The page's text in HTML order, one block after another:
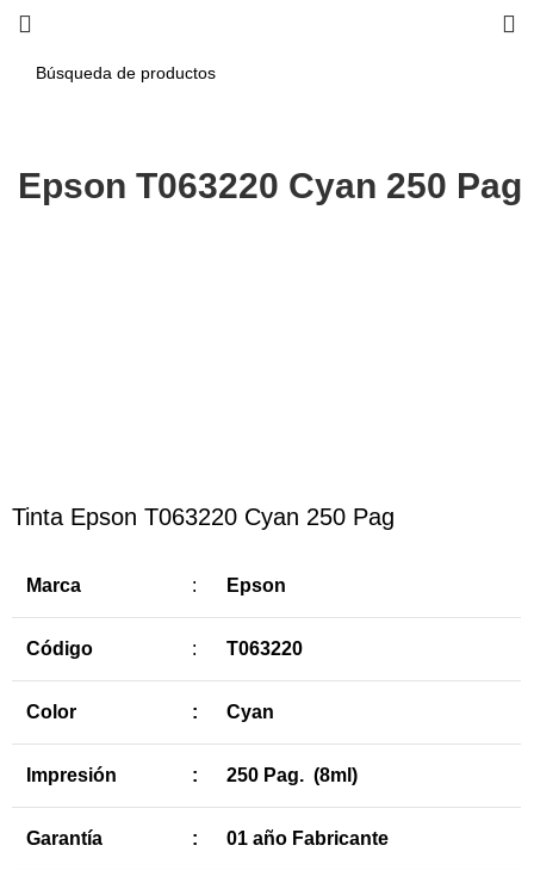
Epson T063220 Cyan 250 Pag
Tinta Epson T063220 Cyan 250 Pag
Marca : Epson
Código : T063220
Color : Cyan
Impresión : 250 Pag. (8ml)
Garantía : 01 año Fabricante